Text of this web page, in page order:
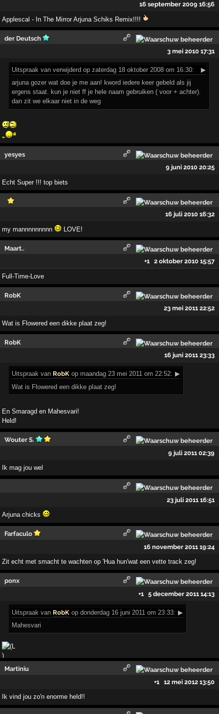
16 september 2009 16:56
Applescal - In The Mirror Arjuna Schiks Remix!!!!
der Deutsch
3 mei 2010 17:31
Uitspraak van verwijderd op zaterdag 18 oktober 2008 om 16:30:
▶
arjuna gozer wat doe je me aan! kword iedere keer gebeld als jij
ergens staat. kun je niet ff je hele naam gebruiken ( voor + achter).
dan zit we elkaar niet in de weg
yesyes
9 juni 2010 20:25
Echt Super !!! top biets
16 juli 2010 16:32
my mannnnnnnnn LOVE!
Maart..
+1
2 oktober 2010 15:57
Full-Time-Love
RobK
23 mei 2011 22:52
Wat is Flowered een dikke plaat zeg!
RobK
16 juni 2011 23:33
Uitspraak van RobK op maandag 23 mei 2011 om 22:52: ▶
Wat is Flowered een dikke plaat zeg!
En Smaragd en Mahesvari!
Held!
Wouter S.
9 juli 2011 02:39
Ik mag jou wel
23 juli 2011 16:51
Arjuna chicks
Farfaculo
16 november 2011 19:24
Zit echt met smacht te wachten op 'Hua hun'wat een vette track zeg!
ponx
+1
5 december 2011 14:13
Uitspraak van RobK op donderdag 16 juni 2011 om 23:33: ▶
Mahesvari
Martiniu
+1
12 mei 2012 13:50
Ik vind jou zo'n enorme held!!